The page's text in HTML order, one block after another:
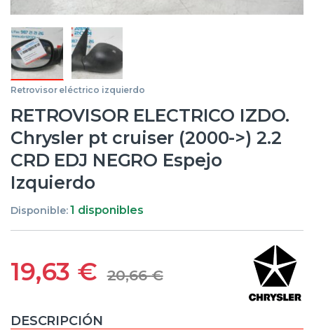
Retrovisor eléctrico izquierdo
RETROVISOR ELECTRICO IZDO.
Chrysler pt cruiser (2000->) 2.2
CRD EDJ NEGRO Espejo
Izquierdo
Disponible:1 disponibles
19,63 € 20,66€
DESCRIPCIÓN